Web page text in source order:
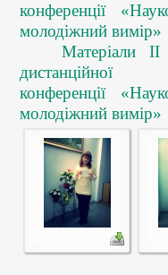
конференції
молодіжний вимір»
Матеріали
конференції
молодіжний вимір»